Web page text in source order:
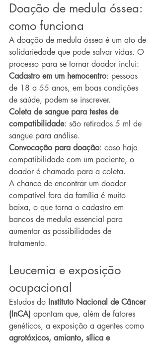
Doação de medula óssea:
como funciona
A doação de medula óssea é um ato de
solidariedade que pode salvar vidas. O
processo para se tornar doador inclui:
Cadastro em um hemocentro: pessoas
de 18 a 55 anos, em boas condições
de saúde, podem se inscrever.
Coleta de sangue para testes de
compatibilidade: são retirados 5 ml de
sangue para análise.
Convocação para doação: caso haja
compatibilidade com um paciente, o
doador é chamado para a coleta.
A chance de encontrar um doador
compatível fora da família é muito
baixa, o que torna o cadastro em
bancos de medula essencial para
aumentar as possibilidades de
tratamento.
Leucemia e exposição
ocupacional
Estudos do Instituto Nacional de Câncer
(InCA) apontam que, além de fatores
genéticos, a exposição a agentes como
agrotóxicos, amianto, sílica e